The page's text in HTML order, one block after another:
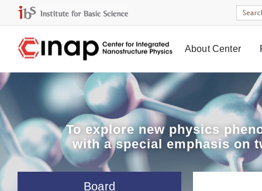
About Center
To explorenew physics
with a special emphasis on
Board